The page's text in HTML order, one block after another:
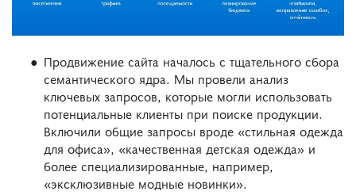
Продвижение сайта началось с тщательного сбора
семантического ядра. Мы провели анализ
ключевых запросов, которые могли использовать
потенциальные клиенты при поиске продукции.
Включили общие запросы вроде «стильная одежда
для офиса», «качественная детская одежда» и
более специализированные, например,
«эксклюзивные модные новинки».